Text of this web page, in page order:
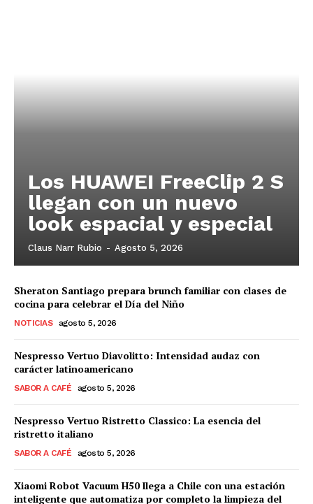
Los HUAWEI FreeClip 2 S
llegan con un nuevo
look espacial y especial
Claus Narr Rubio - Agosto 5, 2026
Sheraton Santiago prepara brunch familiar con clases de
cocina para celebrar el Día del Niño
NOTICIAS agosto 5, 2026
Nespresso Vertuo Diavolitto: Intensidad audaz con
carácter latinoamericano
SABOR A CAFÉ agosto 5, 2026
Nespresso Vertuo Ristretto Classico: La esencia del
ristretto italiano
SABOR A CAFÉ agosto 5, 2026
Xiaomi Robot Vacuum H50 llega a Chile con una estación
inteligente que automatiza por completo la limpieza del